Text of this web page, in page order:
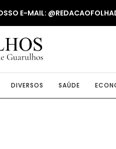
E-MAIL:
DIVERSOS SAÚDE